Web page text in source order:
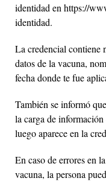
identidad en https://
identidad.
La credencial contiene
datos de la vacuna,
fecha donde te fue
También se informó
la carga de
luego aparece en la
En caso de errores en
vacuna, la persona